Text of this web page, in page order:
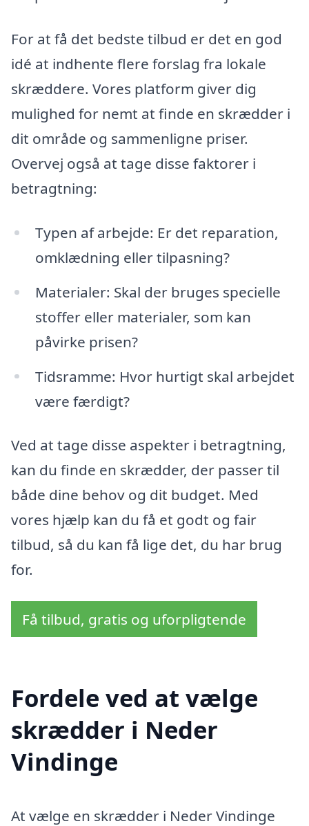
For at få det bedste tilbud er det en god
idé at indhente flere forslag fra lokale
skræddere. Vores platform giver dig
mulighed for nemt at finde en skrædder i
dit område og sammenligne priser.
Overvej også at tage disse faktorer i
betragtning:
Typen af arbejde: Er det reparation,
omklædning eller tilpasning?
Materialer: Skal der bruges specielle
stoffer eller materialer, som kan
påvirke prisen?
Tidsramme: Hvor hurtigt skal arbejdet
være færdigt?
Ved at tage disse aspekter i betragtning,
kan du finde en skrædder, der passer til
både dine behov og dit budget. Med
vores hjælp kan du få et godt og fair
tilbud, så du kan få lige det, du har brug
for.
Få tilbud, gratis og uforpligtende
Fordele ved at vælge
skrædder i Neder
Vindinge
At vælge en skrædder i Neder Vindinge